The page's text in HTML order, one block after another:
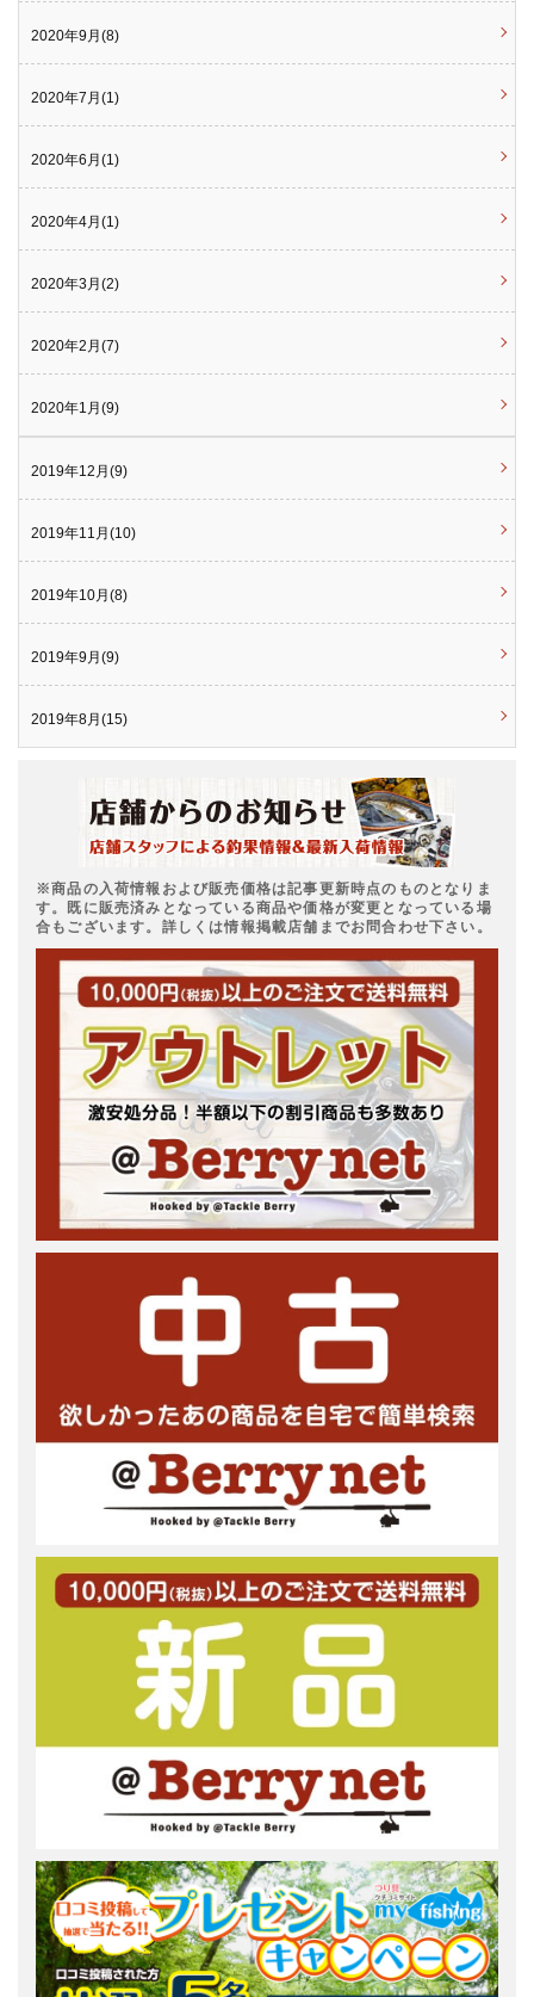
2020年9月(8)
2020年7月(1)
2020年6月(1)
2020年4月(1)
2020年3月(2)
2020年2月(7)
2020年1月(9)
2019年12月(9)
2019年11月(10)
2019年10月(8)
2019年9月(9)
2019年8月(15)
※商品の入荷情報および販売価格は記事更新時点のものとなりま
す。既に販売済みとなっている商品や価格が変更となっている場
合もございます。詳しくは情報掲載店舗までお問合わせ下さい。